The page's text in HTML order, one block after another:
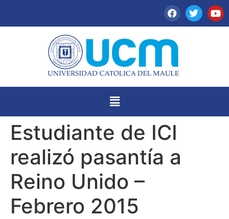
Estudiante de ICI
realizó pasantía a
Reino Unido –
Febrero 2015